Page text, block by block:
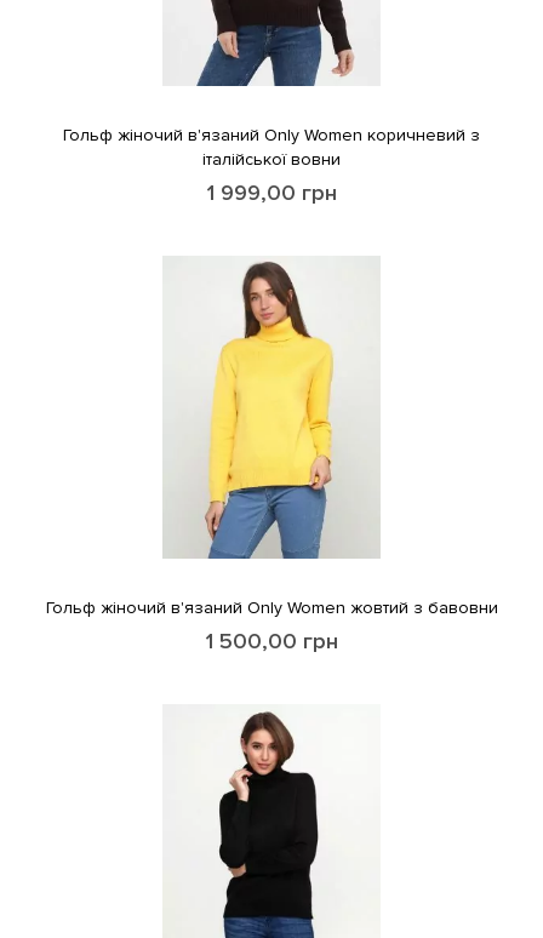
Гольф жіночий в'язаний Only Women коричневий з
італійської вовни
1 999,00 грн
Гольф жіночий в'язаний Only Women жовтий з бавовни
1 500,00 грн